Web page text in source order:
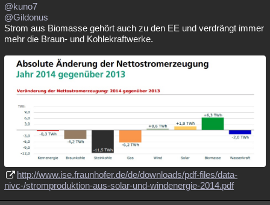
@kuno7
@Gildonus
Strom aus Biomasse gehört auch zu den EE und verdrängt immer
mehr die Braun- und Kohlekraftwerke.
http://www.ise.fraunhofer.de/de/downloads/pdf-files/data-
nivc-/stromproduktion-aus-solar-und-windenergie-2014.pdf